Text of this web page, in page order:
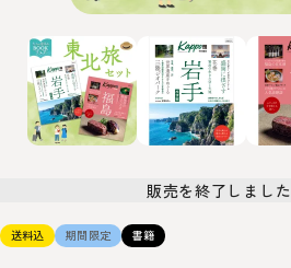
販売を終了しました
送料込 期間限定 書籍